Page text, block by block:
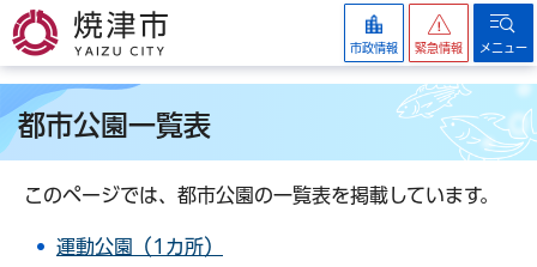
焼津市
市政情報 緊急情報 メニュー
都市公園一覧表
このページでは、都市公園の一覧表を掲載しています。
運動公園（1カ所）